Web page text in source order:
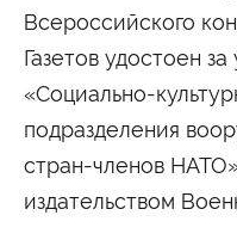
Формы обучения
Заочная форма обучения
Всероссийского
Газетов удостоен
«Социально-культ
подразделения
стран-членов
издательством